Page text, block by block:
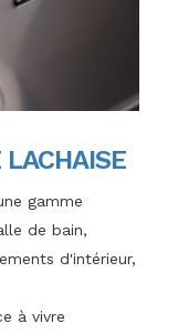
LACHAISE
gamme
de bain,
d'intérieur,
à vivre